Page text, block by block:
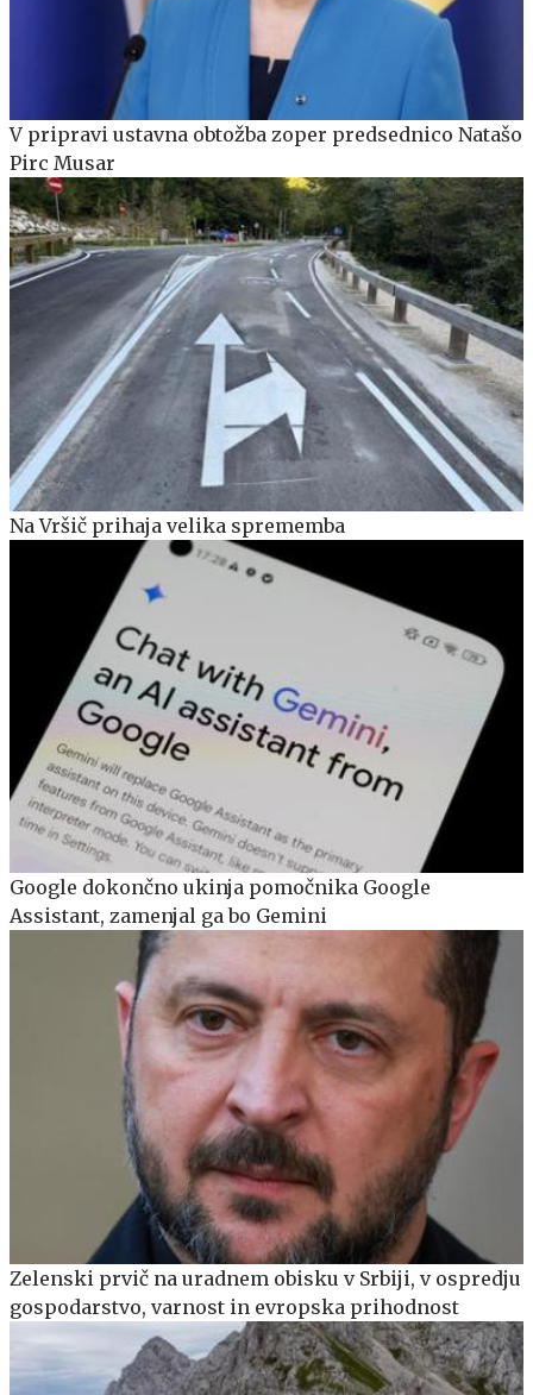
V pripravi ustavna obtožba zoper predsednico Natašo
Pirc Musar
Na Vršič prihaja velika sprememba
Google dokončno ukinja pomočnika Google
Assistant, zamenjal ga bo Gemini
Zelenski prvič na uradnem obisku v Srbiji, v ospredju
gospodarstvo, varnost in evropska prihodnost